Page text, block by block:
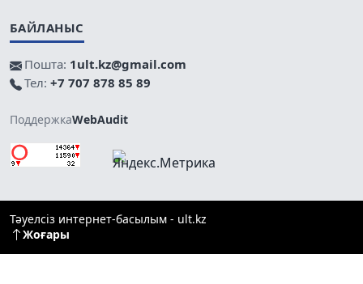
БАЙЛАНЫС
Пошта: 1ult.kz@gmail.com
Тел: +7 707 878 85 89
ПоддержкаWebAudit
Тәуелсіз интернет-басылым - ult.kz
Жоғары